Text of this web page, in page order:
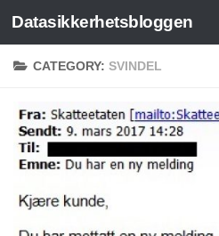
Skip to content
Datasikkerhetsbloggen
CATEGORY: SVINDEL